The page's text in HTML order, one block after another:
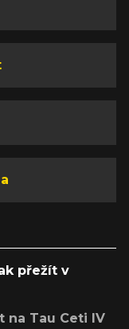
přežít v
na Tau Ceti IV